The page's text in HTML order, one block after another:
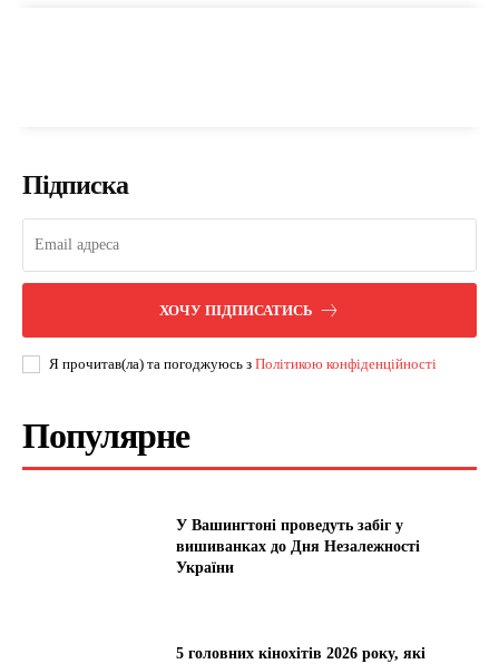
Підписка
ХОЧУ ПІДПИСАТИСЬ
Я прочитав(ла) та погоджуюсь з Політикою конфіденційності
Популярне
У Вашингтоні проведуть забіг у
вишиванках до Дня Незалежності
України
5 головних кінохітів 2026 року, які